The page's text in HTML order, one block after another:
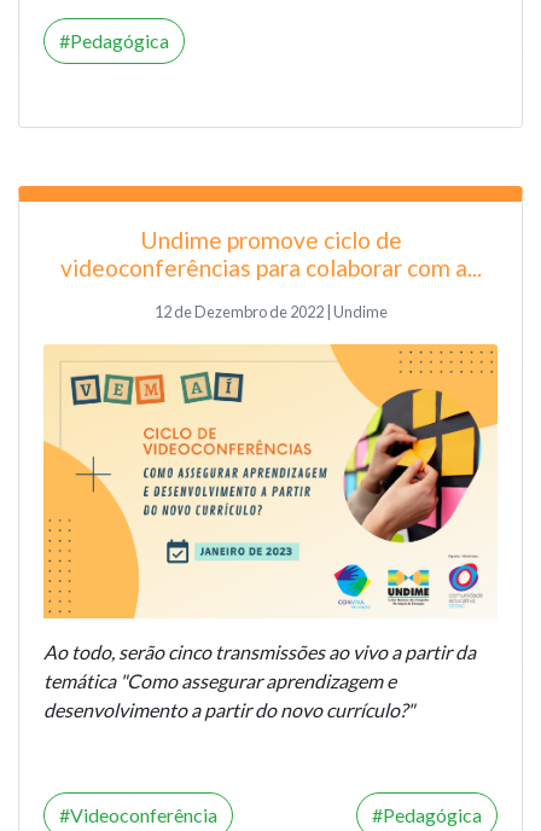
Pedagógica
Undime promove ciclo de
videoconferências para colaborar com a...
12 de Dezembro de 2022 | Undime
Ao todo, serão cinco transmissões ao vivo a partir da
temática "Como assegurar aprendizagem e
desenvolvimento a partir do novo currículo?"
Videoconferência Pedagógica